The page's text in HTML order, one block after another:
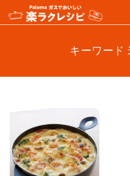
キーワード